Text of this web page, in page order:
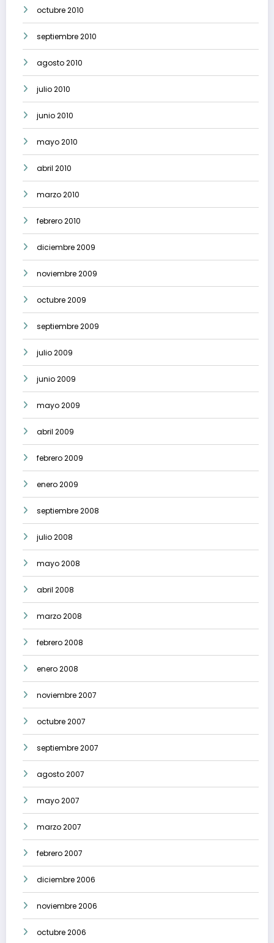
octubre 2010
septiembre 2010
agosto 2010
julio 2010
junio 2010
mayo 2010
abril 2010
marzo 2010
febrero 2010
diciembre 2009
noviembre 2009
octubre 2009
septiembre 2009
julio 2009
junio 2009
mayo 2009
abril 2009
febrero 2009
enero 2009
septiembre 2008
julio 2008
mayo 2008
abril 2008
marzo 2008
febrero 2008
enero 2008
noviembre 2007
octubre 2007
septiembre 2007
agosto 2007
mayo 2007
marzo 2007
febrero 2007
diciembre 2006
noviembre 2006
octubre 2006